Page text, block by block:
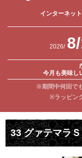
インターネッ
2026/
今月も美味し
※期間中何回で
※ラッピン
33 グァテマラ